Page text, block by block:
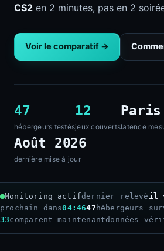
CS2 en 2 minutes, pas en 2
Voir le comparatif →
47
hébergeurs testés
12
jeux couverts
Paris
latence
Août 2026
dernière mise à jour
Monitoring actifdernier relevé il
prochain dans04:4447 hébergeurs
33comparent maintenantdonnées